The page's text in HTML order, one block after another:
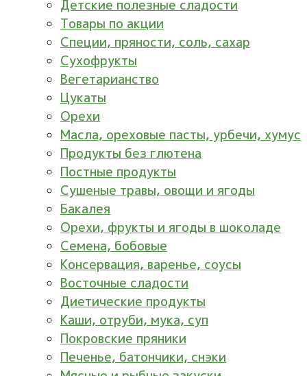
Детские полезные сладости
Товары по акции
Специи, пряности, соль, сахар
Сухофрукты
Вегетарианство
Цукаты
Орехи
Масла, ореховые пасты, урбечи, хумус
Продукты без глютена
Постные продукты
Сушеные травы, овощи и ягоды
Бакалея
Орехи, фрукты и ягоды в шоколаде
Семена, бобовые
Консервация, варенье, соусы
Восточные сладости
Диетические продукты
Каши, отруби, мука, суп
Покровские пряники
Печенье, батончики, снэки